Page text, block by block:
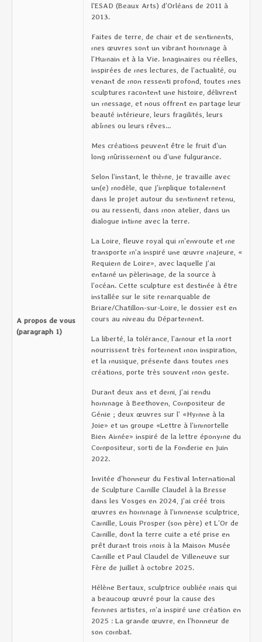
A propos de vous
(paragraph 1)
l’ESAD (Beaux Arts) d’Orléans de 2011 à
2013.
Faites de terre, de chair et de sentiments,
mes œuvres sont un vibrant hommage à
l’Humain et à la Vie. Imaginaires ou réelles,
inspirées de mes lectures, de l’actualité, ou
venant de mon ressenti profond, toutes mes
sculptures racontent une histoire, délivrent
un message, et nous offrent en partage leur
beauté intérieure, leurs fragilités, leurs
abîmes ou leurs rêves…
Mes créations peuvent être le fruit d’un
long mûrissement ou d’une fulgurance.
Selon l’instant, le thème, je travaille avec
un(e) modèle, que j’implique totalement
dans le projet autour du sentiment retenu,
ou au ressenti, dans mon atelier, dans un
dialogue intime avec la terre.
La Loire, fleuve royal qui m’envoute et me
transporte m’a inspiré une œuvre majeure, «
Requiem de Loire», avec laquelle j’ai
entamé un pèlerinage, de la source à
l’océan. Cette sculpture est destinée à être
installée sur le site remarquable de
Briare/Chatillon-sur-Loire, le dossier est en
cours au niveau du Département.
La liberté, la tolérance, l’amour et la mort
nourrissent très fortement mon inspiration,
et la musique, présente dans toutes mes
créations, porte très souvent mon geste.
Durant deux ans et demi, j’ai rendu
hommage à Beethoven, Compositeur de
Génie ; deux œuvres sur l’ «Hymne à la
Joie» et un groupe «Lettre à l’immortelle
Bien Aimée» inspiré de la lettre éponyme du
Compositeur, sorti de la Fonderie en juin
2022.
Invitée d’honneur du Festival International
de Sculpture Camille Claudel à la Bresse
dans les Vosges en 2024, j’ai créé trois
œuvres en hommage à l’immense sculptrice,
Camille, Louis Prosper (son père) et L’Or de
Camille, dont la terre cuite a eté prise en
prêt durant trois mois à la Maison Musée
Camille et Paul Claudel de Villeneuve sur
Fère de juillet à octobre 2025.
Hélène Bertaux, sculptrice oubliée mais qui
a beaucoup œuvré pour la cause des
femmes artistes, m’a inspiré une création en
2025 : La grande œuvre, en l’honneur de
son combat.